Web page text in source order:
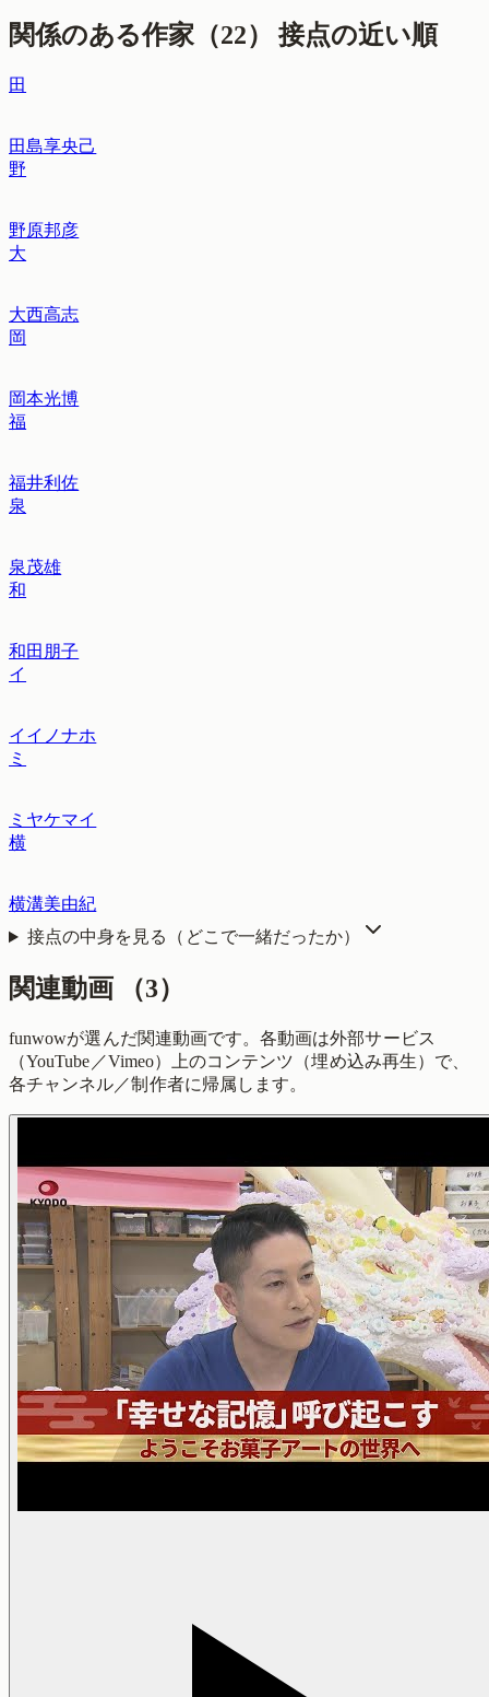
関係のある作家（22） 接点の近い順
田
田島享央己
野
野原邦彦
大
大西高志
岡
岡本光博
福
福井利佐
泉
泉茂雄
和
和田朋子
イ
イイノナホ
ミ
ミヤケマイ
横
横溝美由紀
接点の中身を見る（どこで一緒だったか）
関連動画 （3）
funwowが選んだ関連動画です。各動画は外部サービス
（YouTube／Vimeo）上のコンテンツ（埋め込み再生）で、
各チャンネル／制作者に帰属します。